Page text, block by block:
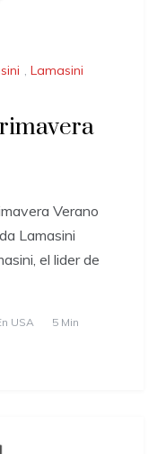
, Lamasini
Verano
Lamasini
el lider de
USA
5 Min